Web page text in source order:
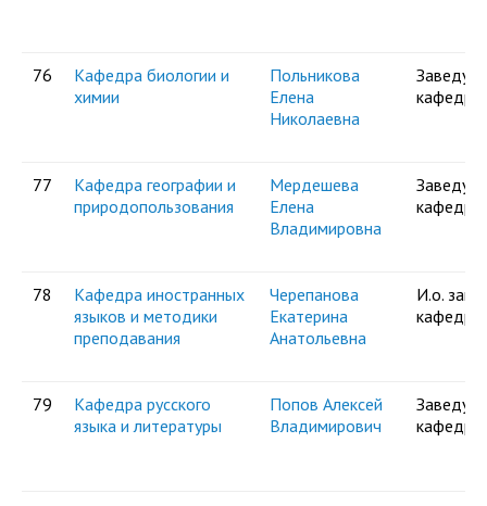
76
Кафедра биологии и
химии
Польникова
Елена
Николаевна
77
Кафедра географии и
природопользования
Мердешева
Елена
Владимировна
78
Кафедра иностранных
языков и методики
преподавания
Черепанова
Екатерина
Анатольевна
И.о. зав.
79
Кафедра русского
языка и литературы
Попов Алексей
Владимирович